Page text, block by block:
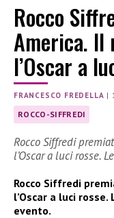
Rocco
America. Il
l’Oscar a
FRANCESCO FREDELLA |
ROCCO-SIFFREDI
Rocco Siffredi
l’Oscar a luci rosse.
Rocco Siffredi
l’Oscar a luci
evento.